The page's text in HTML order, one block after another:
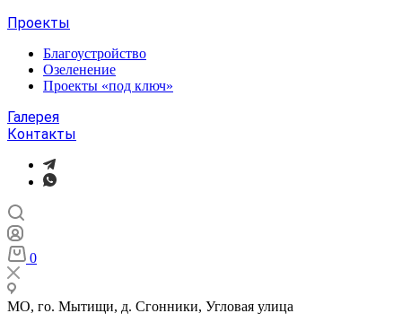
Проекты
Благоустройство
Озеленение
Проекты «под ключ»
Галерея
Контакты
0
МО, го. Мытищи, д. Сгонники, Угловая улица